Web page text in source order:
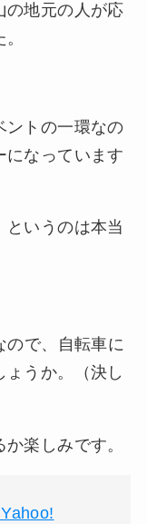
の地元の人が応
ントの一環なの
になっています
というのは本当
ので、自転車に
うか。（決し
楽しみです。